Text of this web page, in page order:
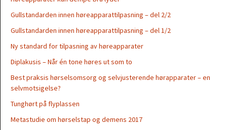
Gullstandarden innen høreapparattilpasning – del 2/2
Gullstandarden innen høreapparattilpasning – del 1/2
Ny standard for tilpasning av høreapparater
Diplakusis – Når én tone høres ut som to
Best praksis hørselsomsorg og selvjusterende hørapparater – en
selvmotsigelse?
Tunghørt på flyplassen
Metastudie om hørselstap og demens 2017